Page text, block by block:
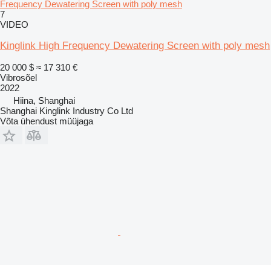
Frequency Dewatering Screen with poly mesh
7
VIDEO
Kinglink High Frequency Dewatering Screen with poly mesh
20 000 $ ≈ 17 310 €
Vibrosõel
2022
Hiina, Shanghai
Shanghai Kinglink Industry Co Ltd
Võta ühendust müüjaga